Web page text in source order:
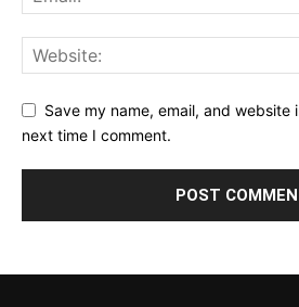
Save my name, email, and website
next time I comment.